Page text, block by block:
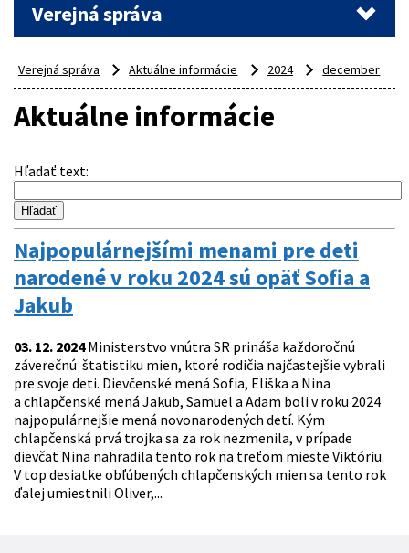
Verejná správa
Verejná správa Aktuálne informácie 2024 december
Aktuálne informácie
Hľadať text:
Najpopulárnejšími menami pre deti
narodené v roku 2024 sú opäť Sofia a
Jakub
03. 12. 2024Ministerstvo vnútra SR prináša každoročnú
záverečnú štatistiku mien, ktoré rodičia najčastejšie vybrali
pre svoje deti. Dievčenské mená Sofia, Eliška a Nina
a chlapčenské mená Jakub, Samuel a Adam boli v roku 2024
najpopulárnejšie mená novonarodených detí. Kým
chlapčenská prvá trojka sa za rok nezmenila, v prípade
dievčat Nina nahradila tento rok na treťom mieste Viktóriu.
V top desiatke obľúbených chlapčenských mien sa tento rok
ďalej umiestnili Oliver,...